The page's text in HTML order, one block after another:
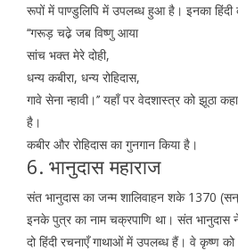
रूपों में पाण्डुलिपि में उपलब्ध हुआ है। इनका
‘‘गरूड़ चढे़ जब विष्णु आया
सांच भक्त मेरे दोही,
धन्य कबीरा, धन्य रोहिदास,
गावे सेना न्हावी।’’ यहाँ पर वेदशास्त्र को झूठा
है।
कबीर और रोहिदास का गुनगान किया है।
6. भानुदास महाराज
संत भानुदास का जन्म शालिवाहन शके 1370
इनके पुत्र का नाम चक्रपाणि था। संत भानुदास
दो हिंदी रचनाएँ गाथाओं में उपलब्ध हैं। वे कृष्ण